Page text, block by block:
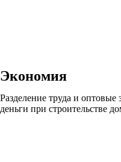
Экономия
Разделение труда и
деньги при строительстве